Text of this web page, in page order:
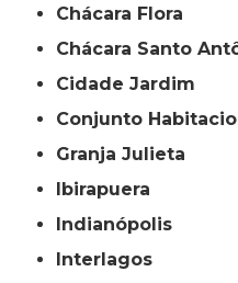
Chácara Flora
Chácara Santo
Cidade Jardim
Conjunto
Granja Julieta
Ibirapuera
Indianópolis
Interlagos